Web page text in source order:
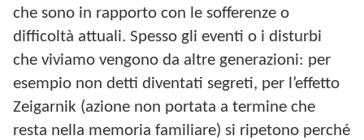
che sono in rapporto con le sofferenze o
difficoltà attuali. Spesso gli eventi o i disturbi
che viviamo vengono da altre generazioni: per
esempio non detti diventati segreti, per l’effetto
Zeigarnik (azione non portata a termine che
resta nella memoria familiare) si ripetono perché